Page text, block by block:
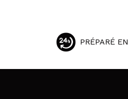
PRÉPARÉ EN